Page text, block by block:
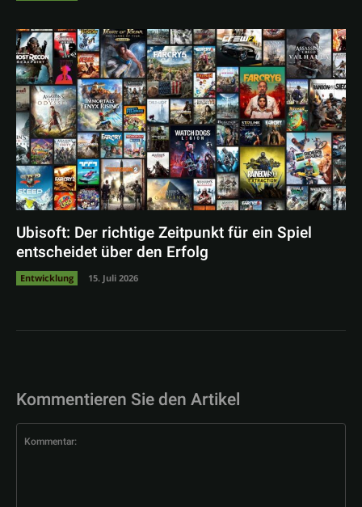
Ubisoft: Der richtige Zeitpunkt für ein Spiel
entscheidet über den Erfolg
Entwicklung 15. Juli 2026
Kommentieren Sie den Artikel